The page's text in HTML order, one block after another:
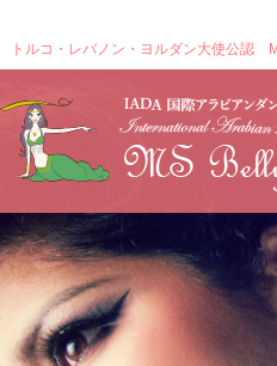
トルコ・レバノン・ヨルダン大使公認